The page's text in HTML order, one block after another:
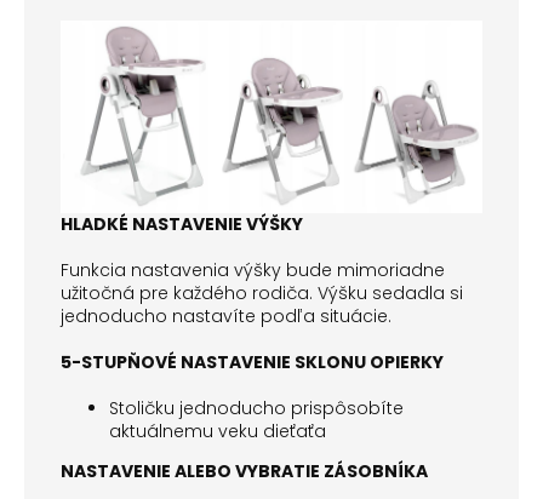
HLADKÉ NASTAVENIE VÝŠKY
Funkcia nastavenia výšky bude mimoriadne
užitočná pre každého rodiča. Výšku sedadla si
jednoducho nastavíte podľa situácie.
5-STUPŇOVÉ NASTAVENIE SKLONU OPIERKY
Stoličku jednoducho prispôsobíte
aktuálnemu veku dieťaťa
NASTAVENIE ALEBO VYBRATIE ZÁSOBNÍKA